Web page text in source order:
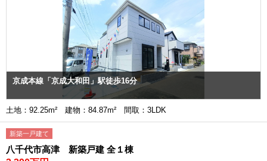
京成本線「京成大和田」駅徒歩16分
土地：92.25m² 建物：84.87m² 間取：3LDK
新築一戸建て
八千代市高津 新築戸建 全１棟